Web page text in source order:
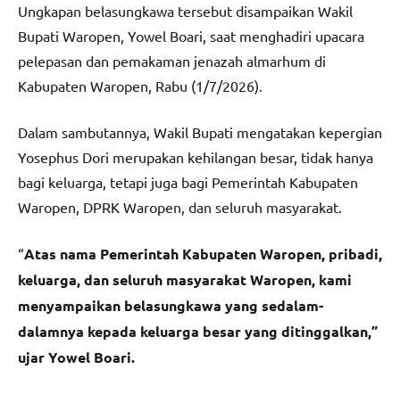
Ungkapan belasungkawa tersebut disampaikan Wakil
Bupati Waropen, Yowel Boari, saat menghadiri upacara
pelepasan dan pemakaman jenazah almarhum di
Kabupaten Waropen, Rabu (1/7/2026).
Dalam sambutannya, Wakil Bupati mengatakan kepergian
Yosephus Dori merupakan kehilangan besar, tidak hanya
bagi keluarga, tetapi juga bagi Pemerintah Kabupaten
Waropen, DPRK Waropen, dan seluruh masyarakat.
“Atas nama Pemerintah Kabupaten Waropen, pribadi,
keluarga, dan seluruh masyarakat Waropen, kami
menyampaikan belasungkawa yang sedalam-
dalamnya kepada keluarga besar yang ditinggalkan,”
ujar Yowel Boari.